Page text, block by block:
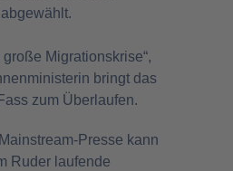
Migrationskrise“,
bringt das
zum Überlaufen.
Presse kann
Ruder laufende